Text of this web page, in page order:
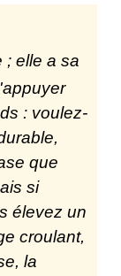
; elle a sa
: voulez-
que
si
élevez un
croulant,
la